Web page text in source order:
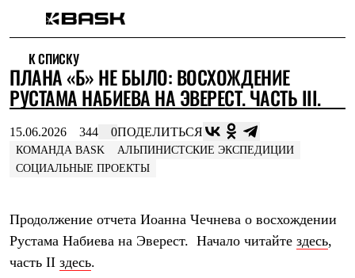
Интернет-магазин
Мужская одежда
Утепленная пухом
Куртки
Жилеты
Комбинезоны
Утепленная синтетикой
Куртки
Брюки
Софтшелл одежда
Куртки
К СПИСКУ
ПЛАНА «Б» НЕ БЫЛО: ВОСХОЖДЕНИЕ
РУСТАМА НАБИЕВА НА ЭВЕРЕСТ. ЧАСТЬ III.
15.06.2026 344 0ПОДЕЛИТЬСЯ
КОМАНДА BASK
АЛЬПИНИСТСКИЕ ЭКСПЕДИЦИИ
СОЦИАЛЬНЫЕ ПРОЕКТЫ
Продолжение отчета Иоанна Чечнева о восхождении
Рустама Набиева на Эверест. Начало читайте здесь,
часть II здесь.